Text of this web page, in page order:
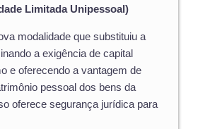
Limitada Unipessoal)
modalidade que substituiu a
a exigência de capital
e oferecendo a vantagem de
pessoal dos bens da
oferece segurança jurídica para